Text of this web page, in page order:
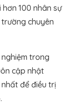
100 nhân sự
chuyên
trong
cập nhật
để điều trị